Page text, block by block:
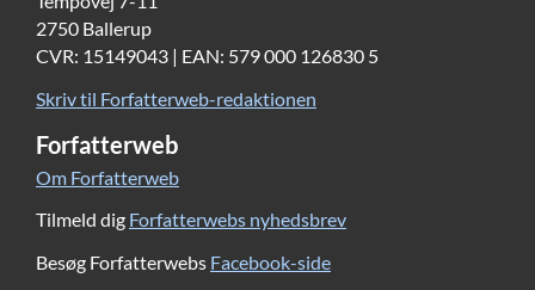
2750 Ballerup
CVR: 15149043 | EAN: 579 000 126830 5
Skriv til Forfatterweb-redaktionen
Forfatterweb
Om Forfatterweb
Tilmeld dig Forfatterwebs nyhedsbrev
Besøg Forfatterwebs Facebook-side